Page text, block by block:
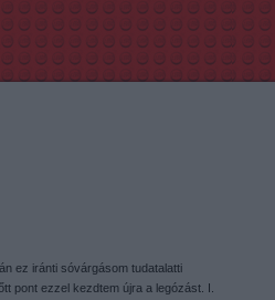
ez iránti sóvárgásom tudatalatti
pont ezzel kezdtem újra a legózást. I.